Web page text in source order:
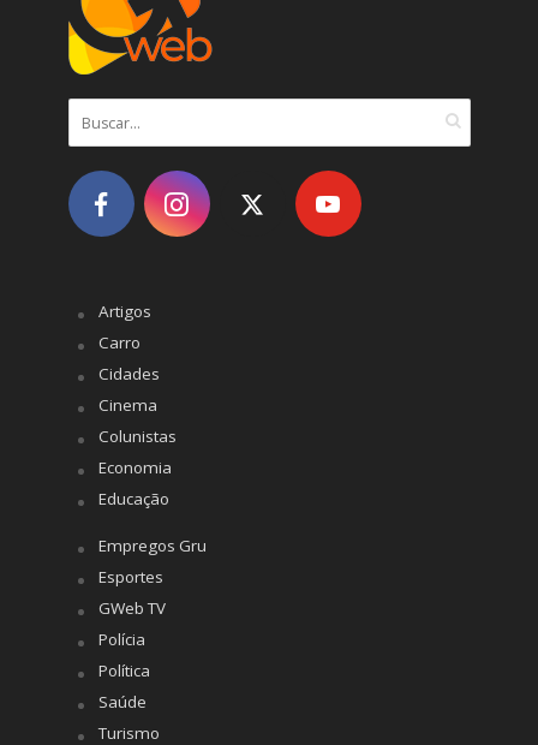
Artigos
Carro
Cidades
Cinema
Colunistas
Economia
Educação
Empregos Gru
Esportes
GWeb TV
Polícia
Política
Saúde
Turismo